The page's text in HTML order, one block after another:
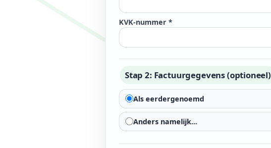
KVK-nummer *
Stap 2: Factuurgegevens (optioneel)
Als eerdergenoemd
Anders namelijk...